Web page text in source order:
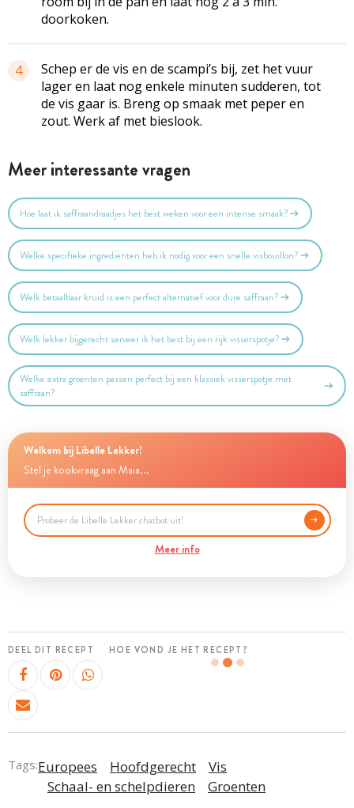
doorkoken.
4
Schep er de vis en de scampi’s bij, zet het vuur
lager en laat nog enkele minuten sudderen, tot
de vis gaar is. Breng op smaak met peper en
zout. Werk af met bieslook.
Meer interessante vragen
Hoe laat ik saffraandraadjes het best weken voor een intense smaak?
Welke specifieke ingrediënten heb ik nodig voor een snelle visbouillon?
Welk betaalbaar kruid is een perfect alternatief voor dure saffraan?
Welk lekker bijgerecht serveer ik het best bij een rijk visserspotje?
Welke extra groenten passen perfect bij een klassiek visserspotje met
saffraan?
Welkom bij Libelle Lekker!
Stel je kookvraag aan Maia...
Meer info
DEEL DIT RECEPT HOE VOND JE HET RECEPT?
Tags:Europees Hoofdgerecht
Vis
Schaal- en schelpdieren
Groenten